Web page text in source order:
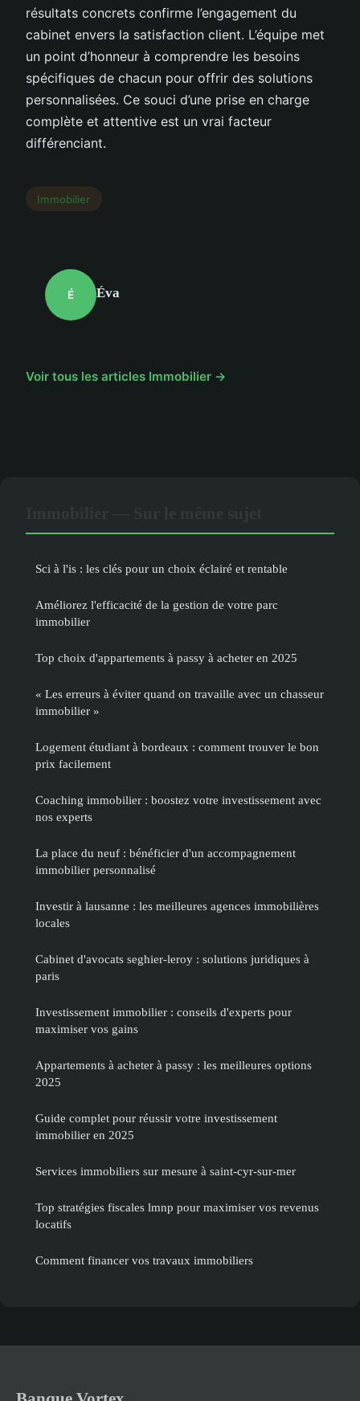
résultats concrets confirme l’engagement du
cabinet envers la satisfaction client. L’équipe met
un point d’honneur à comprendre les besoins
spécifiques de chacun pour offrir des solutions
personnalisées. Ce souci d’une prise en charge
complète et attentive est un vrai facteur
différenciant.
Immobilier
É Éva
Voir tous les articles Immobilier →
Sci à l'is : les clés pour un choix éclairé et rentable
Améliorez l'efficacité de la gestion de votre parc
immobilier
Top choix d'appartements à passy à acheter en 2025
« Les erreurs à éviter quand on travaille avec un chasseur
immobilier »
Logement étudiant à bordeaux : comment trouver le bon
prix facilement
Coaching immobilier : boostez votre investissement avec
nos experts
La place du neuf : bénéficier d'un accompagnement
immobilier personnalisé
Investir à lausanne : les meilleures agences immobilières
locales
Cabinet d'avocats seghier-leroy : solutions juridiques à
paris
Investissement immobilier : conseils d'experts pour
maximiser vos gains
Appartements à acheter à passy : les meilleures options
2025
Guide complet pour réussir votre investissement
immobilier en 2025
Services immobiliers sur mesure à saint-cyr-sur-mer
Top stratégies fiscales lmnp pour maximiser vos revenus
locatifs
Comment financer vos travaux immobiliers